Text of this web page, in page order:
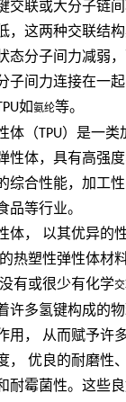
交联或大分子链
，这两种交联结
态分子间力减弱
子间力连接在一
如氨纶等。
体（TPU）是一类
性体，具有高强
综合性能，加工
品等行业。
体，
以其优异的
热塑性弹性体材
没有或很少有化学
许多氢键构成的物
用，
从而赋予许
，
优良的耐磨性
耐霉菌性。这些